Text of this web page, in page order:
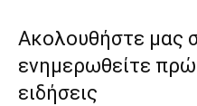
Ακολουθήστε μας
ενημερωθείτε
ειδήσεις